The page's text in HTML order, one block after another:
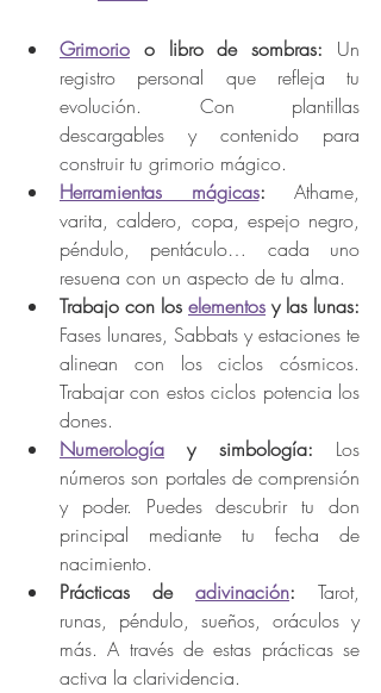
Grimorio o libro de sombras: Un
registro personal que refleja tu
evolución. Con plantillas
descargables y contenido para
construir tu grimorio mágico.
Herramientas mágicas: Athame,
varita, caldero, copa, espejo negro,
péndulo, pentáculo… cada uno
resuena con un aspecto de tu alma.
Trabajo con los elementos y las lunas:
Fases lunares, Sabbats y estaciones te
alinean con los ciclos cósmicos.
Trabajar con estos ciclos potencia los
dones.
Numerología y simbología: Los
números son portales de comprensión
y poder. Puedes descubrir tu don
principal mediante tu fecha de
nacimiento.
Prácticas de adivinación: Tarot,
runas, péndulo, sueños, oráculos y
más. A través de estas prácticas se
activa la clarividencia.